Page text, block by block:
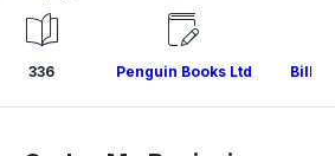
336 Penguin Books Ltd Bill